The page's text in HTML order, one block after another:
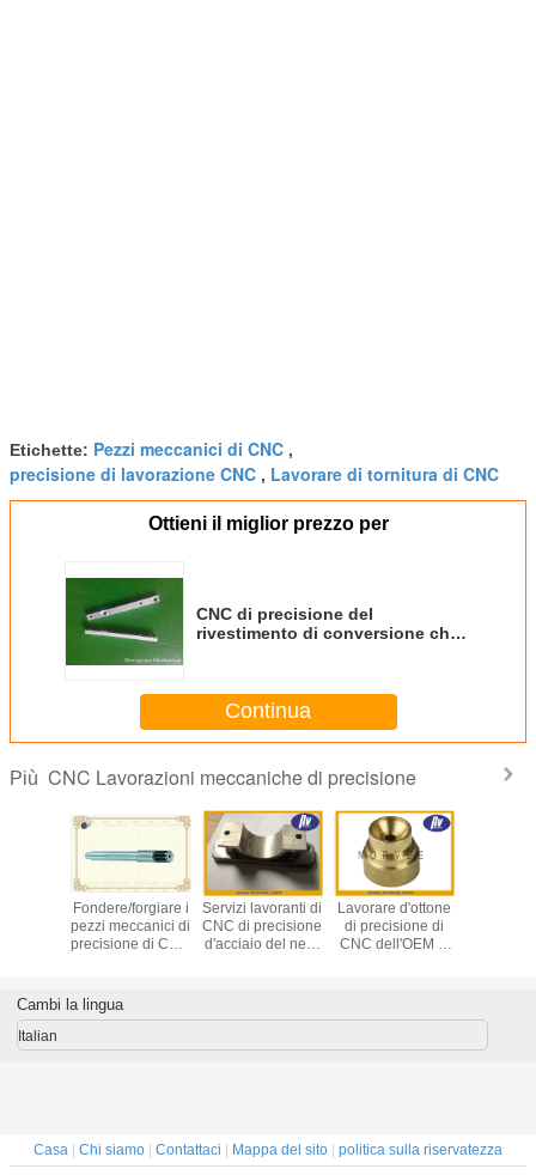
Etichette: Pezzi meccanici di CNC ,
precisione di lavorazione CNC , Lavorare di tornitura di CNC
Ottieni il miglior prezzo per
CNC di precisione del
rivestimento di conversione che
Continua
Più CNC Lavorazioni meccaniche di precisione
di CNC
Fondere/forgiare i
pezzi meccanici di
precisione di CNC
dell'acciaio
inossidabile
Servizi lavoranti di
CNC di precisione
d'acciaio del nero
Lavorare d'ottone
di precisione di
CNC dell'OEM si
Cambi la lingua
Italian
Casa | Chi siamo | Contattaci | Mappa del sito | politica sulla riservatezza